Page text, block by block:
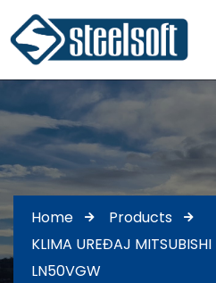
Home
Products
KLIMA UREĐAJ
LN50VGW